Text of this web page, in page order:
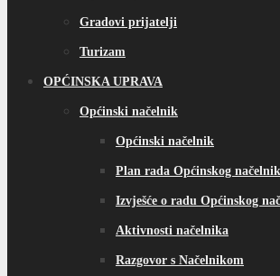
Gradovi prijatelji
Turizam
OPĆINSKA UPRAVA
Općinski načelnik
Općinski načelnik
Plan rada Općinskog
Izvješće o radu Općinskog
Aktivnosti načelnika
Razgovor s Načelnikom